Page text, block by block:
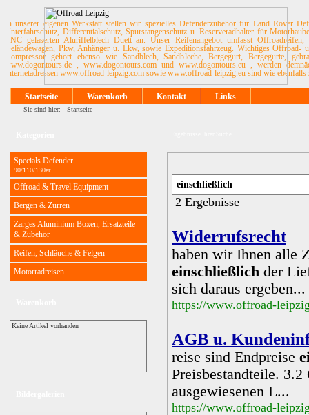
In unserer eigenen Werkstatt stellen wir spezielles Defenderzubehör für Land Rover
Unterfahrschutz, Differentialschutz, Spurstangenschutz u. Reserveradhalter für
CNC gelaserten Aluriffelblech Duett an. Unser Reifenangebot umfasst
Geländewagen, Pkw, Anhänger u. Lkw, sowie Expeditionsfahrzeug. Wichtiges
Kompressor gehört ebenso wie Sandblech, Sandbleche, Bergegurt, Bergegurte,
www.dogontours.de , www.dogontours.com und www.dogontours.eu , werden
Internetadressen www.offroad-leipzig.com sowie www.offroad-leipzig.eu sind wie ebenfalls
Startseite Warenkorb Kontakt Links
Sie sind hier: Startseite
Specials Defender
90/110/130er
Offroad & Travel Equipment
Bergen & Zurren
Zarges Aluminium Boxen, Ersatzteile
& Zubehör
Reifen, Schläuche & Felgen
Motorradreisen
Keine Artikel vorhanden
2 Ergebnisse
Widerrufsrecht
haben wir Ihnen alle
einschließlich der
sich daraus
https://www.offroad-
AGB u.
reise sind Endpreise
Preisbestandteile.
ausgewiesenen L...
https://www.offroad-